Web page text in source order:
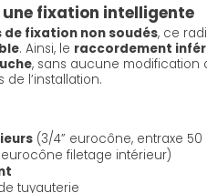
fixation intelligente
de fixation non soudés, ce
. Ainsi, le raccordement
, sans aucune modification
de l’installation.
(3/4” eurocône, entraxe 50
eurocône filetage intérieur)
tuyauterie